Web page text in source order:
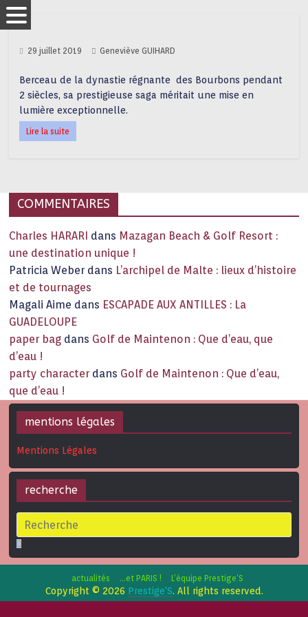
29 juillet 2019 Geneviève GUIHARD
Berceau de la dynastie régnante des Bourbons pendant
2 siècles, sa prestigieuse saga méritait une mise en
lumière exceptionnelle.
Lire la suite
COMMENTAIRES
Charles HARARI dans Mazagan Beach & Golf Resort :
une destination unique !
Patricia Weber dans L’archipel de Malte : lieux d’histoire
et de tournages
Magali Aime dans ESCAPADE AUX ANTILLES : La
GUADELOUPE
paper bag dans Golf de Maintenon : Que d’eau, que
d’eau !
party character dans Golf de Maintenon : Que d’eau,
que d’eau !
mentions légales
Mentions Légales
recherche
actualités …et PARIS ! L’équipe Prestige’S
Copyright © 2026 Prestige'S. All rights reserved.